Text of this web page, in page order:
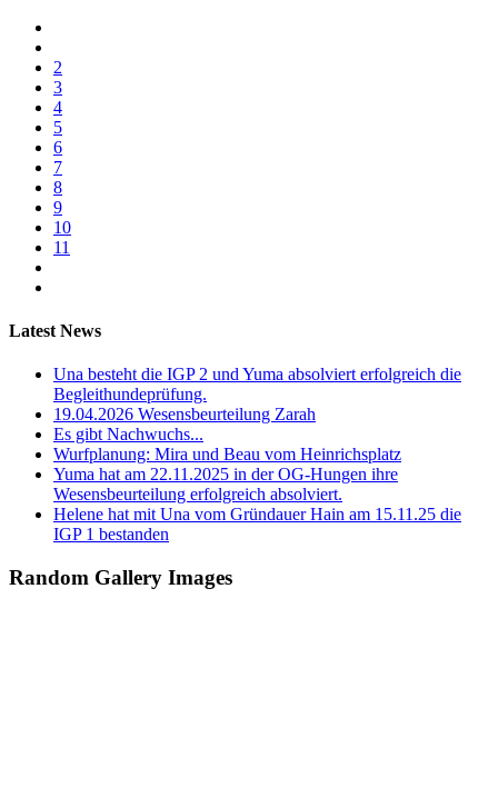
2
3
4
5
6
7
8
9
10
11
Latest News
Una besteht die IGP 2 und Yuma absolviert erfolgreich die
Begleithundeprüfung.
19.04.2026 Wesensbeurteilung Zarah
Es gibt Nachwuchs...
Wurfplanung: Mira und Beau vom Heinrichsplatz
Yuma hat am 22.11.2025 in der OG-Hungen ihre
Wesensbeurteilung erfolgreich absolviert.
Helene hat mit Una vom Gründauer Hain am 15.11.25 die
IGP 1 bestanden
Random Gallery Images